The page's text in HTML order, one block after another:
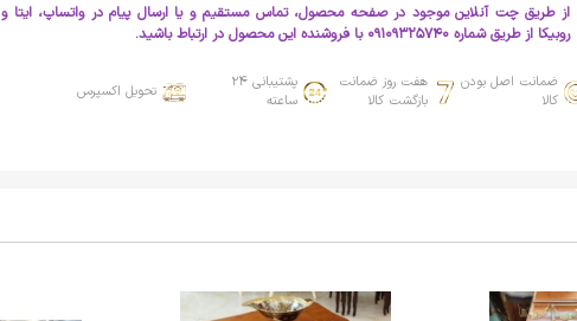
از طریق چت آنلاین موجود در صفحه محصول، تماس مستقیم و یا ارسال پیام در واتساپ، ایتا و
روبیکا از طریق شماره 09109325740 با فروشنده این محصول در ارتباط باشید.
ضمانت اصل بودن
کالا
هفت روز ضمانت
بازگشت کالا
پشتیبانی 24
ساعته
تحویل اکسپرس